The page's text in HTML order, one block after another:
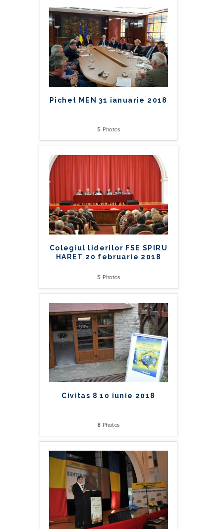
Pichet MEN 31 ianuarie 2018
5 Photos
Colegiul liderilor FSE SPIRU
HARET 20 februarie 2018
5 Photos
Civitas 8 10 iunie 2018
8 Photos